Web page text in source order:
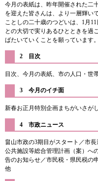
今月の表紙は、昨年開催された二
を迎えた皆さんは、より一層輝い
ことしの二十歳のつどいは、1月
との大切で実りあるひとときを過
ばたいていくことを願っています。
2 目次
目次、今月の表紙、市の人口・
3 今月のイチ面
新春お正月特別企画まちがいさがし
4 市政ニュース
畠山市政の3期目がスタート／市
公共施設等総合管理計画（案）へ
告のお知らせ／市民税・県民税の
他